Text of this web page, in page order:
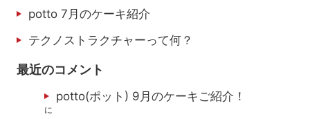
potto 7月のケーキ紹介
テクノストラクチャーって何？
最近のコメント
potto(ポット) 9月のケーキご紹介！
に